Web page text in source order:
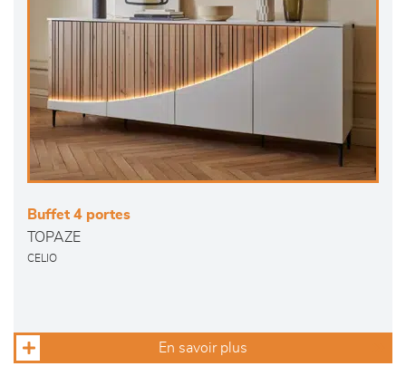
Buffet 4 portes
TOPAZE
CELIO
En savoir plus